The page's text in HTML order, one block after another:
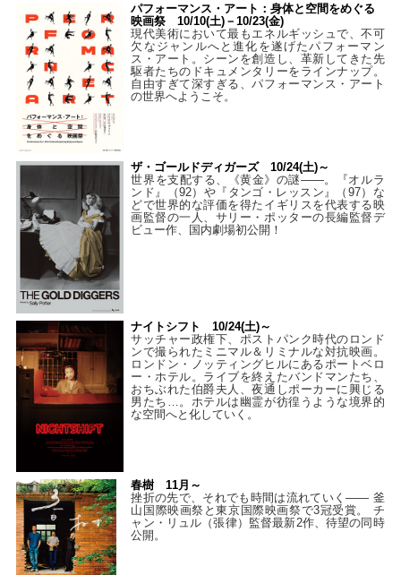
パフォーマンス・アート：身体と空間をめぐる
映画祭 10/10(土)－10/23(金)
現代美術において最もエネルギッシュで、不可
欠なジャンルへと進化を遂げたパフォーマン
ス・アート。シーンを創造し、革新してきた先
駆者たちのドキュメンタリーをラインナップ。
自由すぎて深すぎる、パフォーマンス・アート
の世界へようこそ。
ザ・ゴールドディガーズ 10/24(土)～
世界を支配する、《黄金》の謎――。『オルラ
ンド』（92）や『タンゴ・レッスン』（97）な
どで世界的な評価を得たイギリスを代表する映
画監督の一人、サリー・ポッターの長編監督デ
ビュー作、国内劇場初公開！
ナイトシフト 10/24(土)～
サッチャー政権下、ポストパンク時代のロンド
ンで撮られたミニマル＆リミナルな対抗映画。
ロンドン・ノッティングヒルにあるポートベロ
ー・ホテル。ライブを終えたバンドマンたち、
おちぶれた伯爵夫人、夜通しポーカーに興じる
男たち…。ホテルは幽霊が彷徨うような境界的
な空間へと化していく。
春樹 11月～
挫折の先で、それでも時間は流れていく—— 釜
山国際映画祭と東京国際映画祭で3冠受賞。 チ
ャン・リュル（張律）監督最新2作、待望の同時
公開。